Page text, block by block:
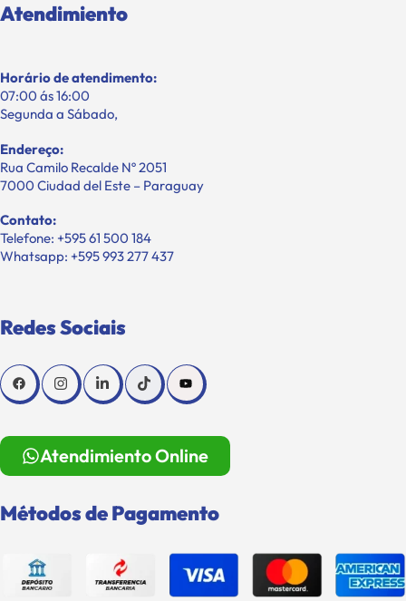
Atendimiento
Horário de atendimento:
07:00 ás 16:00
Segunda a Sábado,
Endereço:
Rua Camilo Recalde Nº 2051
7000 Ciudad del Este – Paraguay
Contato:
Telefone: +595 61 500 184
Whatsapp: +595 993 277 437
Redes Sociais
Atendimiento Online
Métodos de Pagamento